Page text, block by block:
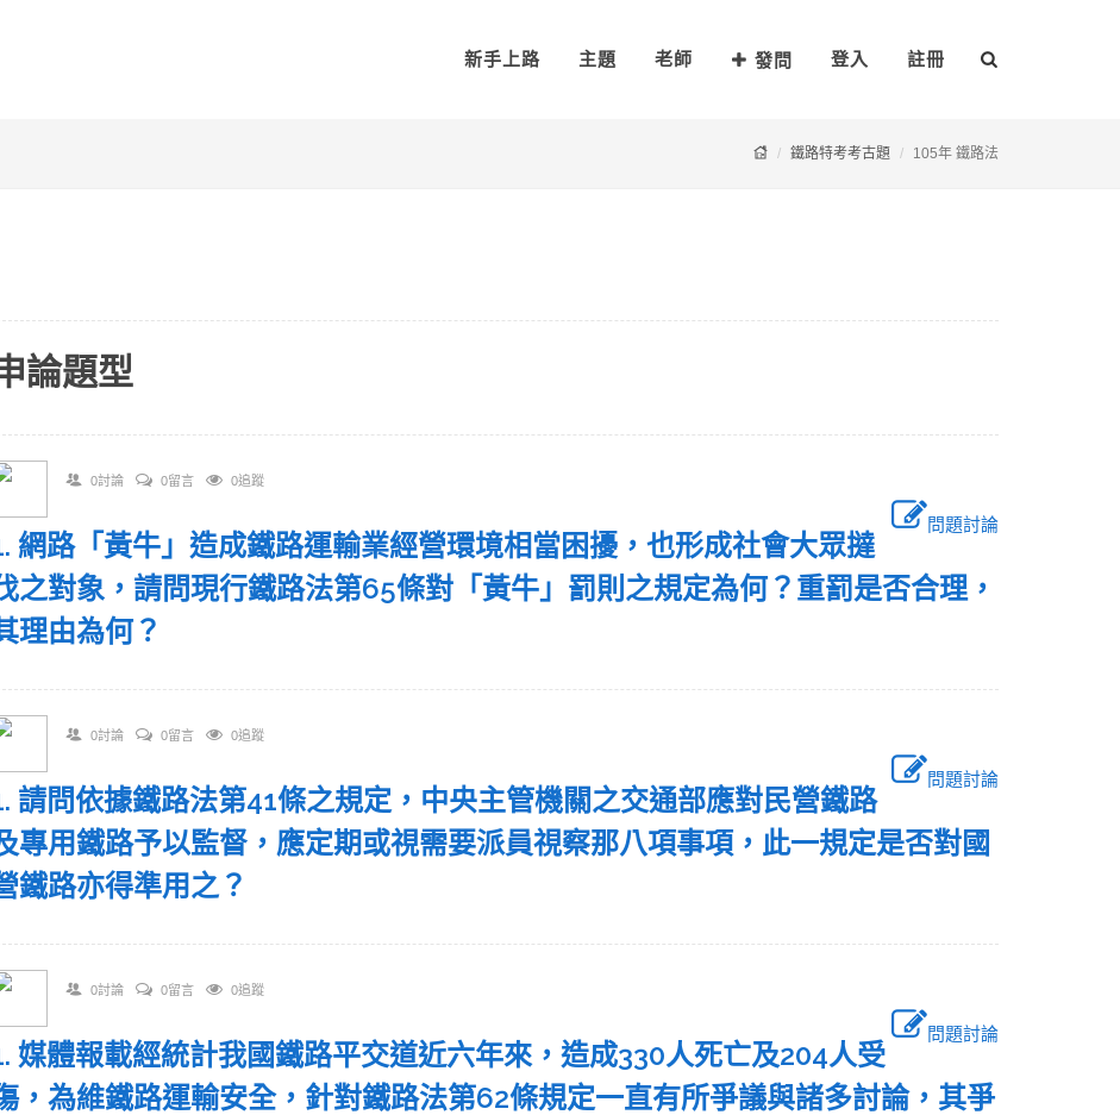
新手上路 主題 老師 發問 登入 註冊
鐵路特考考古題 105年 鐵路法
論題型
0討論 0留言 0追蹤
問題討論
網路「黃牛」造成鐵路運輸業經營環境相當困擾，也形成社會大眾撻
之對象，請問現行鐵路法第65條對「黃牛」罰則之規定為何？重罰是否合理，
理由為何？
0討論 0留言 0追蹤
問題討論
請問依據鐵路法第41條之規定，中央主管機關之交通部應對民營鐵路
專用鐵路予以監督，應定期或視需要派員視察那八項事項，此一規定是否對國
鐵路亦得準用之？
0討論 0留言 0追蹤
問題討論
媒體報載經統計我國鐵路平交道近六年來，造成330人死亡及204人受
，為維鐵路運輸安全，針對鐵路法第62條規定一直有所爭議與諸多討論，其爭